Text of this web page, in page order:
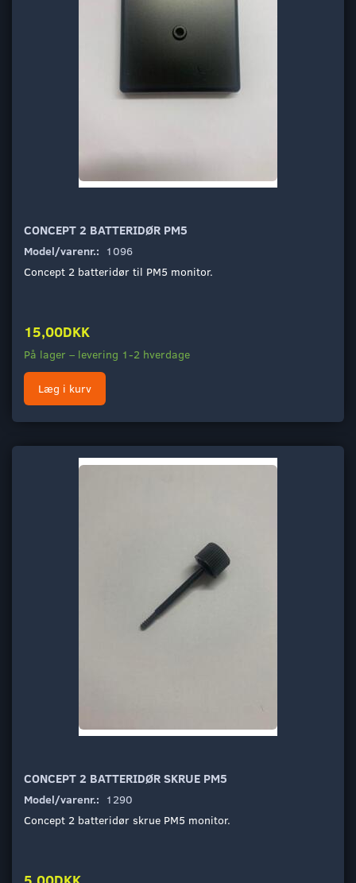
CONCEPT 2 BATTERIDØR PM5
Model/varenr.: 1096
Concept 2 batteridør til PM5 monitor.
15,00DKK
På lager – levering 1-2 hverdage
Læg i kurv
CONCEPT 2 BATTERIDØR SKRUE PM5
Model/varenr.: 1290
Concept 2 batteridør skrue PM5 monitor.